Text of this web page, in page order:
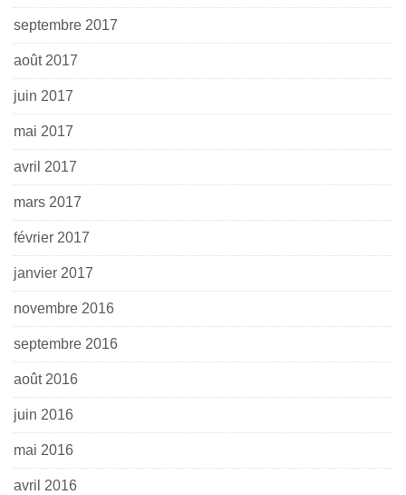
septembre 2017
août 2017
juin 2017
mai 2017
avril 2017
mars 2017
février 2017
janvier 2017
novembre 2016
septembre 2016
août 2016
juin 2016
mai 2016
avril 2016